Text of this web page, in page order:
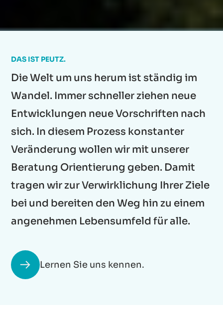
DAS IST PEUTZ.
Die Welt um uns herum ist ständig im
Wandel. Immer schneller ziehen neue
Entwicklungen neue Vorschriften nach
sich. In diesem Prozess konstanter
Veränderung wollen wir mit unserer
Beratung Orientierung geben. Damit
tragen wir zur Verwirklichung Ihrer Ziele
bei und bereiten den Weg hin zu einem
angenehmen Lebensumfeld für alle.
Lernen Sie uns kennen.